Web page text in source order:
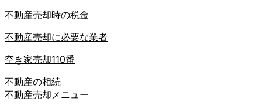
不動産売却時の税金
不動産売却に必要な業者
空き家売却110番
不動産の相続
不動産売却メニュー